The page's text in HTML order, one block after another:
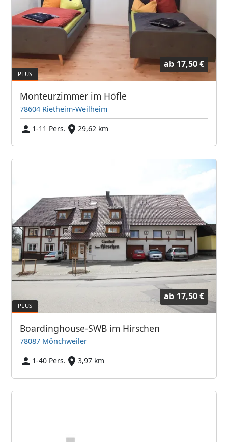
ab 17,50 €
Monteurzimmer im Höfle
78604 Rietheim-Weilheim
1-11 Pers.
29,62 km
ab 17,50 €
Boardinghouse-SWB im Hirschen
78087 Mönchweiler
1-40 Pers.
3,97 km